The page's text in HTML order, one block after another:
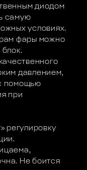
диодом
самую
условиях.
фары можно
давлением,
помощью
при
регулировку
Не боится